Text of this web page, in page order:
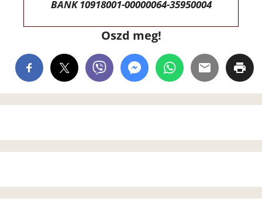
BANK 10918001-00000064-35950004
Oszd meg!